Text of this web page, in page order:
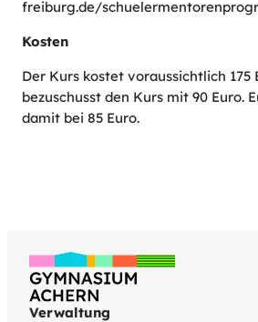
freiburg.de/
Kosten
Der Kurs kostet voraussichtlich 175
bezuschusst den Kurs mit 90 Euro.
damit bei 85 Euro.
Verwaltung